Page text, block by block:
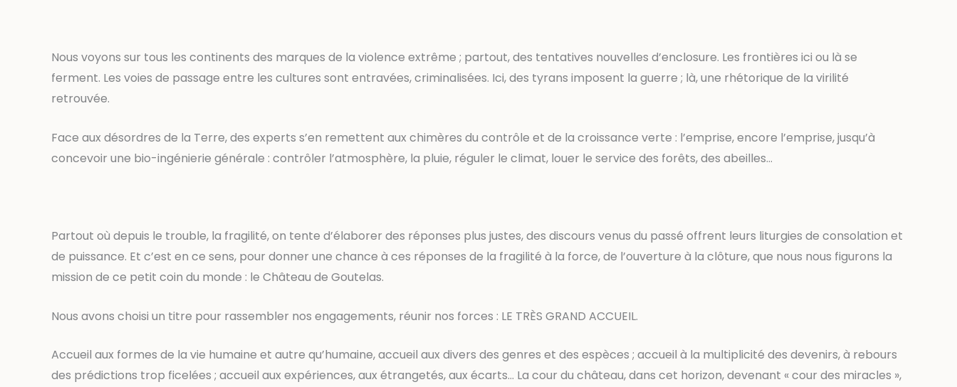
Nous voyons sur tous les continents des marques de la violence extrême ; partout, des tentatives nouvelles d’enclosure. Les frontières ici ou là se
ferment. Les voies de passage entre les cultures sont entravées, criminalisées. Ici, des tyrans imposent la guerre ; là, une rhétorique de la virilité
retrouvée.
Face aux désordres de la Terre, des experts s’en remettent aux chimères du contrôle et de la croissance verte : l’emprise, encore l’emprise, jusqu’à
concevoir une bio-ingénierie générale : contrôler l’atmosphère, la pluie, réguler le climat, louer le service des forêts, des abeilles…
Partout où depuis le trouble, la fragilité, on tente d’élaborer des réponses plus justes, des discours venus du passé offrent leurs liturgies de consolation et
de puissance. Et c’est en ce sens, pour donner une chance à ces réponses de la fragilité à la force, de l’ouverture à la clôture, que nous nous figurons la
mission de ce petit coin du monde : le Château de Goutelas.
Nous avons choisi un titre pour rassembler nos engagements, réunir nos forces : LE TRÈS GRAND ACCUEIL.
Accueil aux formes de la vie humaine et autre qu’humaine, accueil aux divers des genres et des espèces ; accueil à la multiplicité des devenirs, à rebours
des prédictions trop ficelées ; accueil aux expériences, aux étrangetés, aux écarts… La cour du château, dans cet horizon, devenant « cour des miracles »,